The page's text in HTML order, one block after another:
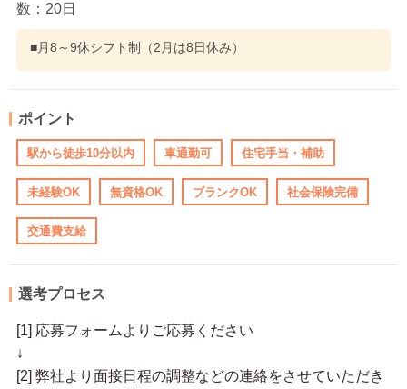
数：20日
■月8～9休シフト制（2月は8日休み）
ポイント
駅から徒歩10分以内 車通勤可 住宅手当・補助
未経験OK 無資格OK ブランクOK 社会保険完備
交通費支給
選考プロセス
[1] 応募フォームよりご応募ください
↓
[2] 弊社より面接日程の調整などの連絡をさせていただき